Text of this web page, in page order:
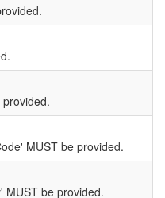
MUST be provided.
MUST be provided.